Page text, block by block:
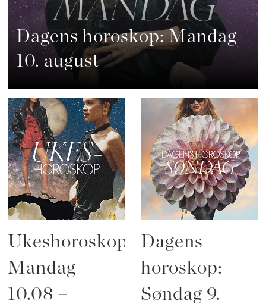
Dagens horoskop: Mandag
10. august
Ukeshoroskop:
Mandag
10.08 –
Dagens
horoskop:
Søndag 9.